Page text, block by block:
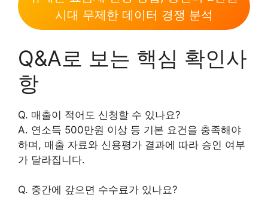
시대 무제한 데이터 경쟁 분석
Q&A로 보는 핵심 확인사
항
Q. 매출이 적어도 신청할 수 있나요?
A. 연소득 500만원 이상 등 기본 요건을 충족해야
하며, 매출 자료와 신용평가 결과에 따라 승인 여부
가 달라집니다.
Q. 중간에 갚으면 수수료가 있나요?